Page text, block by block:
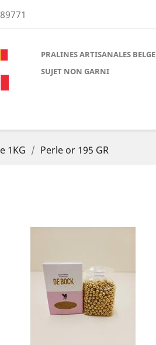
PRALINES ARTISANALES BELGE
SUJET NON GARNI
1KG Perle or 195 GR